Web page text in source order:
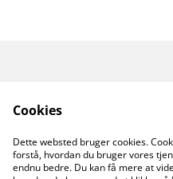
Kontakt os
Cookies
Dette websted bruger cookies.
forstå, hvordan du bruger vores
endnu bedre. Du kan få mere at